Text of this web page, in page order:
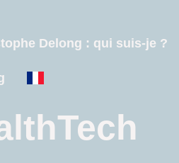
Delong : qui suis-je ?